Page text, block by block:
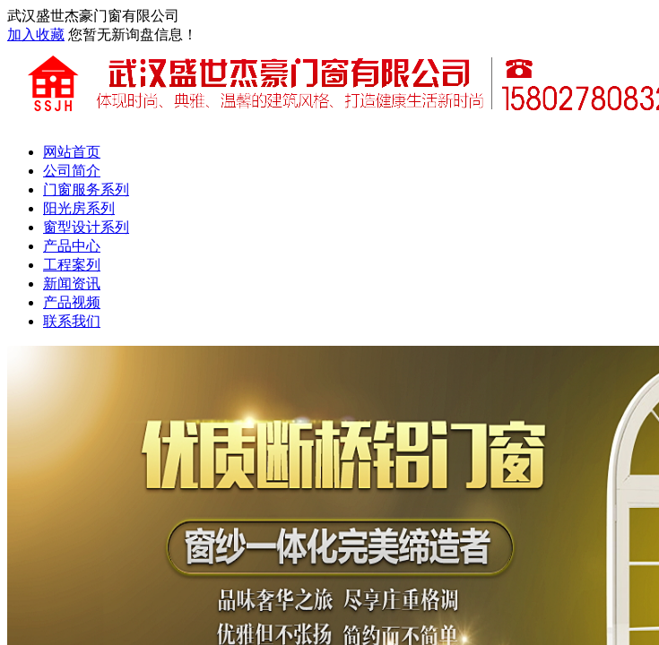
武汉盛世杰豪门窗有限公司
加入收藏 您暂无新询盘信息！
网站首页
公司简介
门窗服务系列
阳光房系列
窗型设计系列
产品中心
工程案列
新闻资讯
产品视频
联系我们